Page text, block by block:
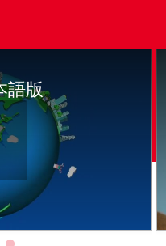
Play video 会社紹介映像2026日
語版